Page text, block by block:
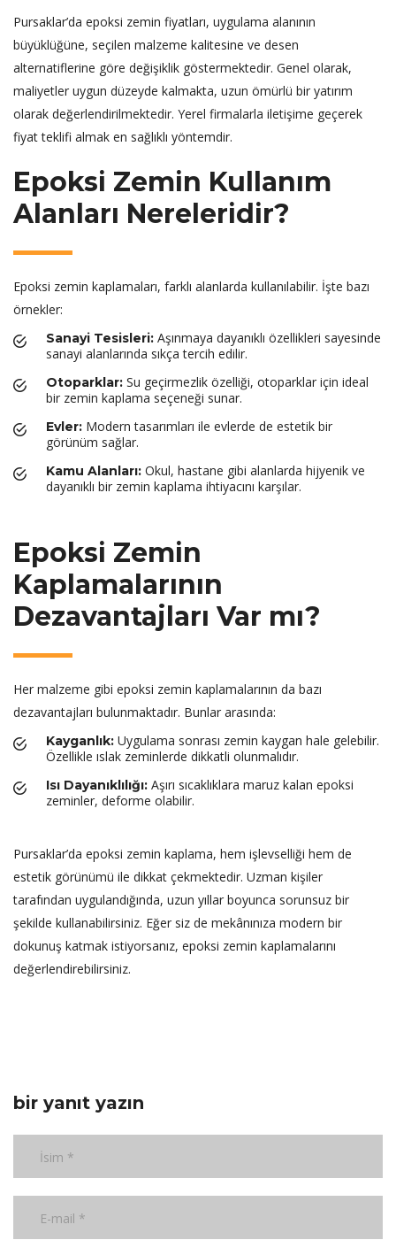
Pursaklar’da epoksi zemin fiyatları, uygulama alanının
büyüklüğüne, seçilen malzeme kalitesine ve desen
alternatiflerine göre değişiklik göstermektedir. Genel olarak,
maliyetler uygun düzeyde kalmakta, uzun ömürlü bir yatırım
olarak değerlendirilmektedir. Yerel firmalarla iletişime geçerek
fiyat teklifi almak en sağlıklı yöntemdir.
Epoksi Zemin Kullanım
Alanları Nereleridir?
Epoksi zemin kaplamaları, farklı alanlarda kullanılabilir. İşte bazı
örnekler:
Sanayi Tesisleri: Aşınmaya dayanıklı özellikleri sayesinde
sanayi alanlarında sıkça tercih edilir.
Otoparklar: Su geçirmezlik özelliği, otoparklar için ideal
bir zemin kaplama seçeneği sunar.
Evler: Modern tasarımları ile evlerde de estetik bir
görünüm sağlar.
Kamu Alanları: Okul, hastane gibi alanlarda hijyenik ve
dayanıklı bir zemin kaplama ihtiyacını karşılar.
Epoksi Zemin
Kaplamalarının
Dezavantajları Var mı?
Her malzeme gibi epoksi zemin kaplamalarının da bazı
dezavantajları bulunmaktadır. Bunlar arasında:
Kayganlık: Uygulama sonrası zemin kaygan hale gelebilir.
Özellikle ıslak zeminlerde dikkatli olunmalıdır.
Isı Dayanıklılığı: Aşırı sıcaklıklara maruz kalan epoksi
zeminler, deforme olabilir.
Pursaklar’da epoksi zemin kaplama, hem işlevselliği hem de
estetik görünümü ile dikkat çekmektedir. Uzman kişiler
tarafından uygulandığında, uzun yıllar boyunca sorunsuz bir
şekilde kullanabilirsiniz. Eğer siz de mekânınıza modern bir
dokunuş katmak istiyorsanız, epoksi zemin kaplamalarını
değerlendirebilirsiniz.
bir yanıt yazın